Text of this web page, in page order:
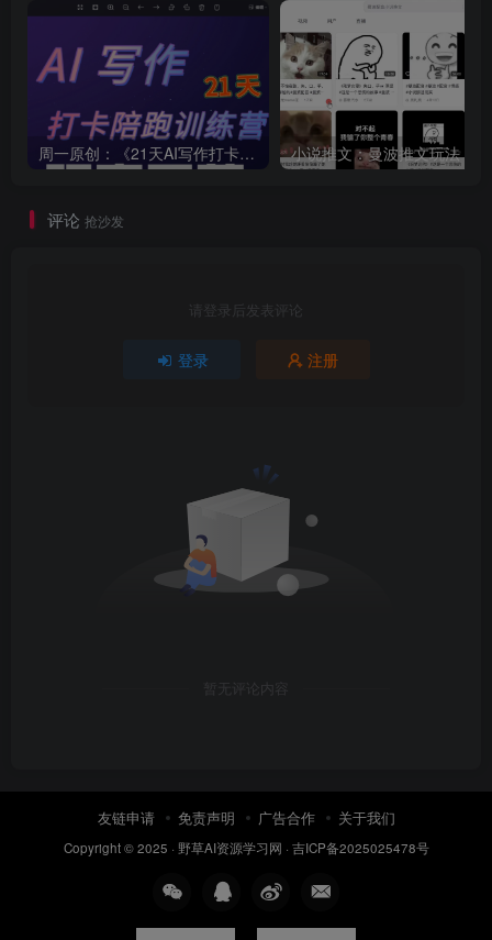
周一原创：《21天AI写作打卡陪跑训练营》全部内容讲解！（网站会员免费学习…）
评论 抢沙发
请登录后发表评论
登录 注册
暂无评论内容
友链申请 免责声明 广告合作 关于我们
Copyright © 2025 · 野草AI资源学习网 · 吉ICP备2025025478号